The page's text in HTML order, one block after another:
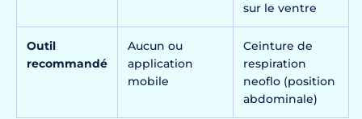
sur le ventre
Outil
recommandé
Aucun ou
application
mobile
Ceinture de
respiration
neoflo (position
abdominale)